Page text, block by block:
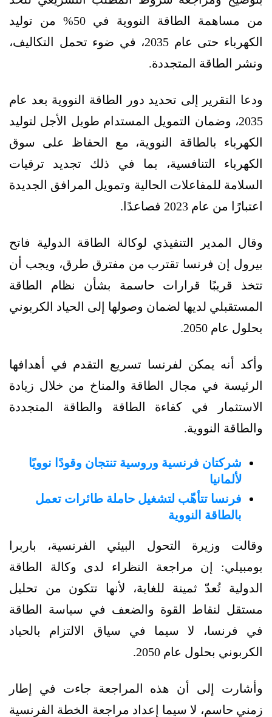
من مساهمة الطاقة النووية في 50% من توليد
الكهرباء حتى عام 2035، في ضوء تحمل التكاليف،
ونشر الطاقة المتجددة.
ودعا التقرير إلى تحديد دور الطاقة النووية بعد عام
2035، وضمان التمويل المستدام طويل الأجل لتوليد
الكهرباء بالطاقة النووية، مع الحفاظ على سوق
الكهرباء التنافسية، بما في ذلك تجديد ترقيات
السلامة للمفاعلات الحالية وتمويل المرافق الجديدة
اعتبارًا من عام 2023 فصاعدًا.
وقال المدير التنفيذي لوكالة الطاقة الدولية فاتح
بيرول إن فرنسا تقترب من مفترق طرق، ويجب أن
تتخذ قريبًا قرارات حاسمة بشأن نظام الطاقة
المستقبلي لديها لضمان وصولها إلى الحياد الكربوني
بحلول عام 2050.
وأكد أنه يمكن لفرنسا تسريع التقدم في أهدافها
الرئيسة في مجال الطاقة والمناخ من خلال زيادة
الاستثمار في كفاءة الطاقة والطاقة المتجددة
والطاقة النووية.
شركتان فرنسية وروسية تنتجان وقودًا نوويًا
لألمانيا
فرنسا تتأهّب لتشغيل حاملة طائرات تعمل
بالطاقة النووية
وقالت وزيرة التحول البيئي الفرنسية، باربرا
بومبيلي: إن مراجعة النظراء لدى وكالة الطاقة
الدولية تُعدّ ثمينة للغاية، لأنها تتكون من تحليل
مستقل لنقاط القوة والضعف في سياسة الطاقة
في فرنسا، لا سيما في سياق الالتزام بالحياد
الكربوني بحلول عام 2050.
وأشارت إلى أن هذه المراجعة جاءت في إطار
زمني حاسم، لا سيما إعداد مراجعة الخطة الفرنسية